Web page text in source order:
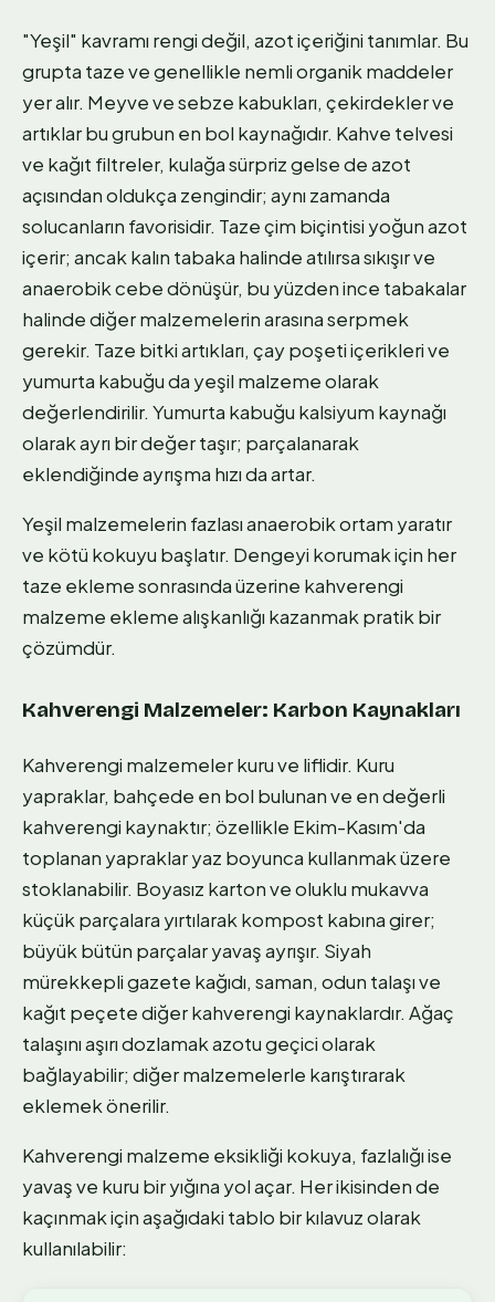
"Yeşil" kavramı rengi değil, azot içeriğini tanımlar. Bu
grupta taze ve genellikle nemli organik maddeler
yer alır. Meyve ve sebze kabukları, çekirdekler ve
artıklar bu grubun en bol kaynağıdır. Kahve telvesi
ve kağıt filtreler, kulağa sürpriz gelse de azot
açısından oldukça zengindir; aynı zamanda
solucanların favorisidir. Taze çim biçintisi yoğun azot
içerir; ancak kalın tabaka halinde atılırsa sıkışır ve
anaerobik cebe dönüşür, bu yüzden ince tabakalar
halinde diğer malzemelerin arasına serpmek
gerekir. Taze bitki artıkları, çay poşeti içerikleri ve
yumurta kabuğu da yeşil malzeme olarak
değerlendirilir. Yumurta kabuğu kalsiyum kaynağı
olarak ayrı bir değer taşır; parçalanarak
eklendiğinde ayrışma hızı da artar.
Yeşil malzemelerin fazlası anaerobik ortam yaratır
ve kötü kokuyu başlatır. Dengeyi korumak için her
taze ekleme sonrasında üzerine kahverengi
malzeme ekleme alışkanlığı kazanmak pratik bir
çözümdür.
Kahverengi Malzemeler: Karbon Kaynakları
Kahverengi malzemeler kuru ve liflidir. Kuru
yapraklar, bahçede en bol bulunan ve en değerli
kahverengi kaynaktır; özellikle Ekim-Kasım'da
toplanan yapraklar yaz boyunca kullanmak üzere
stoklanabilir. Boyasız karton ve oluklu mukavva
küçük parçalara yırtılarak kompost kabına girer;
büyük bütün parçalar yavaş ayrışır. Siyah
mürekkepli gazete kağıdı, saman, odun talaşı ve
kağıt peçete diğer kahverengi kaynaklardır. Ağaç
talaşını aşırı dozlamak azotu geçici olarak
bağlayabilir; diğer malzemelerle karıştırarak
eklemek önerilir.
Kahverengi malzeme eksikliği kokuya, fazlalığı ise
yavaş ve kuru bir yığına yol açar. Her ikisinden de
kaçınmak için aşağıdaki tablo bir kılavuz olarak
kullanılabilir: